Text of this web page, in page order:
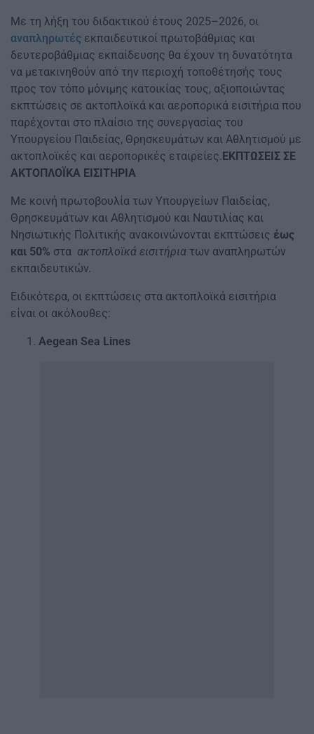
Με τη λήξη του διδακτικού έτους 2025–2026, οι
αναπληρωτές εκπαιδευτικοί πρωτοβάθμιας και
δευτεροβάθμιας εκπαίδευσης θα έχουν τη δυνατότητα
να μετακινηθούν από την περιοχή τοποθέτησής τους
προς τον τόπο μόνιμης κατοικίας τους, αξιοποιώντας
εκπτώσεις σε ακτοπλοϊκά και αεροπορικά εισιτήρια που
παρέχονται στο πλαίσιο της συνεργασίας του
Υπουργείου Παιδείας, Θρησκευμάτων και Αθλητισμού με
ακτοπλοϊκές και αεροπορικές εταιρείες.ΕΚΠΤΩΣΕΙΣ ΣΕ
ΑΚΤΟΠΛΟΪΚΑ ΕΙΣΙΤΗΡΙΑ
Με κοινή πρωτοβουλία των Υπουργείων Παιδείας,
Θρησκευμάτων και Αθλητισμού και Ναυτιλίας και
Νησιωτικής Πολιτικής ανακοινώνονται εκπτώσεις έως
και 50% στα ακτοπλοϊκά εισιτήρια των αναπληρωτών
εκπαιδευτικών.
Ειδικότερα, οι εκπτώσεις στα ακτοπλοϊκά εισιτήρια
είναι οι ακόλουθες:
Aegean Sea Lines